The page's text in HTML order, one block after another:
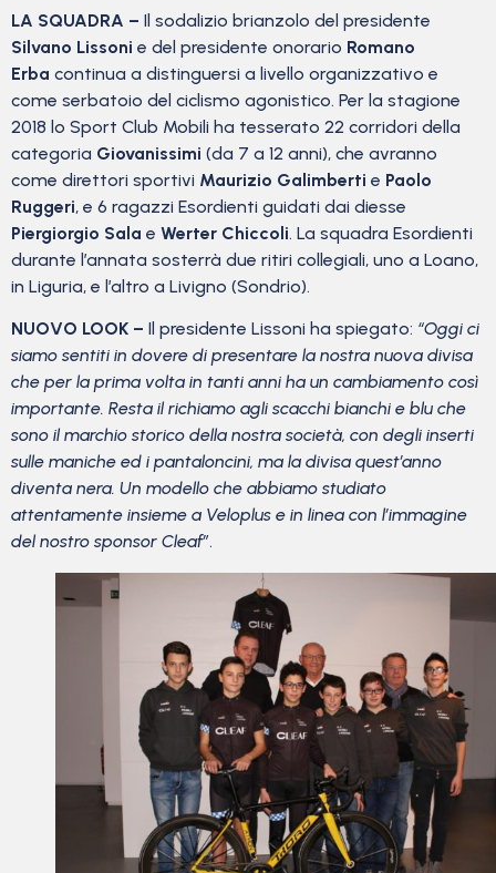
LA SQUADRA – Il sodalizio brianzolo del presidente
Silvano Lissoni e del presidente onorario Romano
Erba continua a distinguersi a livello organizzativo e
come serbatoio del ciclismo agonistico. Per la stagione
2018 lo Sport Club Mobili ha tesserato 22 corridori della
categoria Giovanissimi (da 7 a 12 anni), che avranno
come direttori sportivi Maurizio Galimberti e Paolo
Ruggeri, e 6 ragazzi Esordienti guidati dai diesse
Piergiorgio Sala e Werter Chiccoli. La squadra Esordienti
durante l’annata sosterrà due ritiri collegiali, uno a Loano,
in Liguria, e l’altro a Livigno (Sondrio).
NUOVO LOOK – Il presidente Lissoni ha spiegato: “Oggi ci
siamo sentiti in dovere di presentare la nostra nuova divisa
che per la prima volta in tanti anni ha un cambiamento così
importante. Resta il richiamo agli scacchi bianchi e blu che
sono il marchio storico della nostra società, con degli inserti
sulle maniche ed i pantaloncini, ma la divisa quest’anno
diventa nera. Un modello che abbiamo studiato
attentamente insieme a Veloplus e in linea con l’immagine
del nostro sponsor Cleaf”.